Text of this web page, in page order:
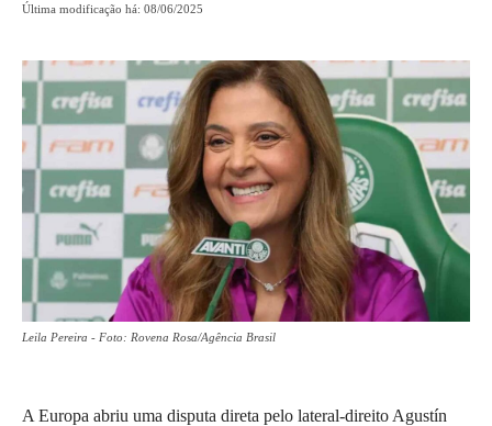
Última modificação há: 08/06/2025
Leila Pereira - Foto: Rovena Rosa/Agência Brasil
A Europa abriu uma disputa direta pelo lateral-direito Agustín